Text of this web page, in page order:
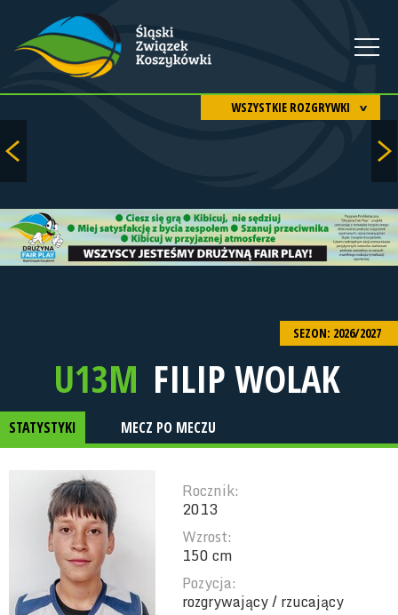
WSZYSTKIE ROZGRYWKI
SEZON: 2026/2027
U13M FILIP WOLAK
STATYSTYKI MECZ PO MECZU
Rocznik:
2013
Wzrost:
150 cm
Pozycja:
rozgrywający / rzucający